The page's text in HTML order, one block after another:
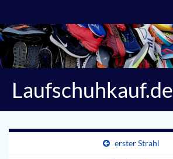
Search for:
Laufschuhkauf.de
erster Strahl